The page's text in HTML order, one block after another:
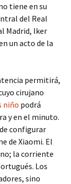
tiene en su
del Real
Madrid, Iker
un acto de la
permitirá,
cirujano
niño podrá
y en el minuto.
configurar
de Xiaomi. El
la corriente
Los
sino